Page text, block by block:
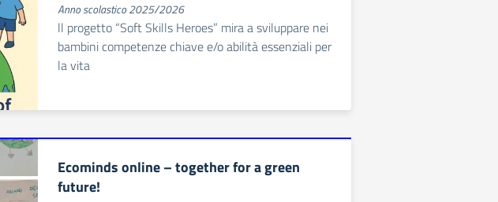
Anno scolastico 2025/2026
ll progetto “Soft Skills Heroes” mira a sviluppare nei
bambini competenze chiave e/o abilità essenziali per
la vita
Ecominds online – together for a green
future!